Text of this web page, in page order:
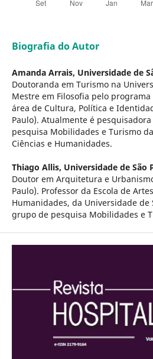
Biografia do Autor
Amanda Arrais, Universidade de
Doutoranda em Turismo na
Mestre em Filosofia pelo
área de Cultura, Política e
Paulo). Atualmente é
pesquisa Mobilidades e Turismo
Ciências e Humanidades.
Thiago Allis, Universidade de São
Doutor em Arquitetura e
Paulo). Professor da Escola de
Humanidades, da Universidade de
grupo de pesquisa Mobilidades e